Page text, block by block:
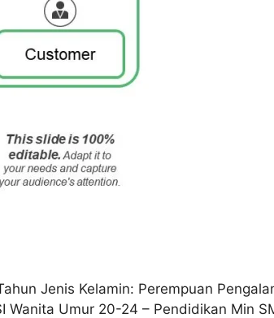
Jenis Kelamin: Perempuan
Wanita Umur 20-24 – Pendidikan Min